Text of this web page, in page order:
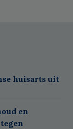
huisarts uit
en